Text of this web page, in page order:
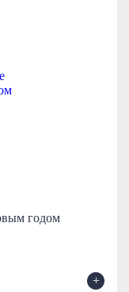
годом
+